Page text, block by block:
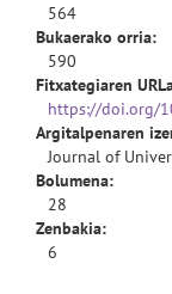
564
Bukaerako orria:
590
Fitxategiaren
https://doi.org/
Argitalpenaren
Journal of
Bolumena:
28
Zenbakia:
6